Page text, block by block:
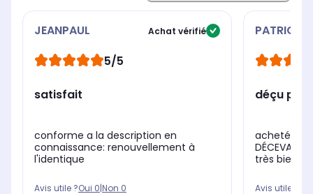
JEANPAUL Achat vérifié
5/5
satisfait
conforme a la description en
connaissance: renouvellement à
l'identique
Avis utile ?Oui 0|Non 0
PATRICK
déçu par
acheté le 15
très bien
Avis utile ?